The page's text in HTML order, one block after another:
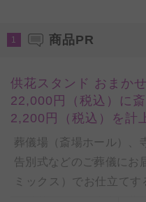
1 商品PR
供花スタンド おまか
22,000円（税込）に
2,200円（税込）を計
葬儀場（斎場ホール）、
告別式などのご葬儀にお
ミックス）でお仕立て